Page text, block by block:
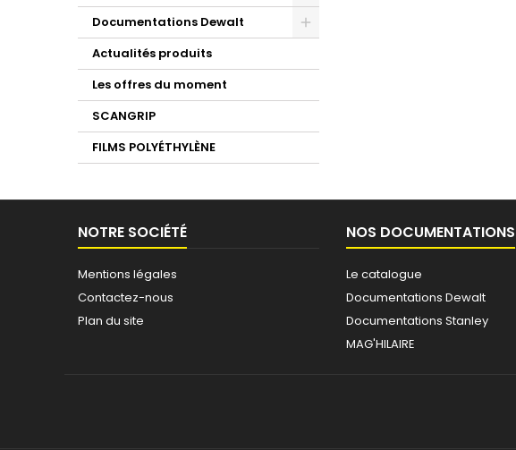
Documentations Dewalt
Actualités produits
Les offres du moment
SCANGRIP
FILMS POLYÉTHYLÈNE
NOTRE SOCIÉTÉ
Mentions légales
Contactez-nous
Plan du site
NOS DOCUMENTATIONS
Le catalogue
Documentations Dewalt
Documentations Stanley
MAG'HILAIRE